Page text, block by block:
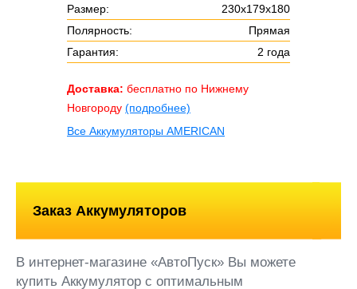
Размер:
230х179х180
Полярность:
Прямая
Гарантия:
2 года
Доставка: бесплатно по Нижнему
Новгороду (подробнее)
Все Аккумуляторы AMERICAN
Заказ Аккумуляторов
В интернет-магазине «АвтоПуск» Вы можете
купить Аккумулятор с оптимальным